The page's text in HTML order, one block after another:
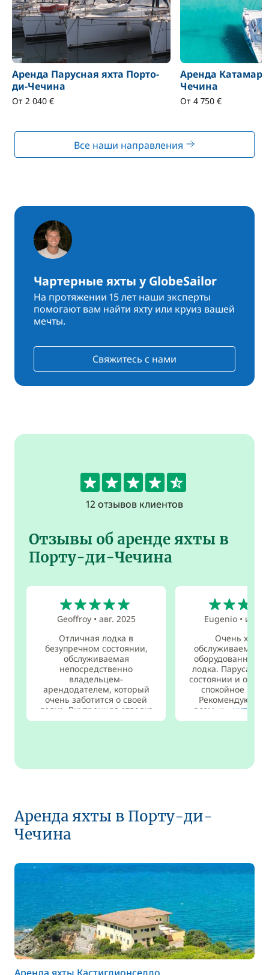
Аренда Парусная яхта Порто-
ди-Чечина
От 2 040 €
Аренда
Чечина
От 4 750 €
Все наши направления
Чартерные яхты у GlobeSailor
На протяжении 15 лет наши эксперты
помогают вам найти яхту или круиз вашей
мечты.
Свяжитесь с нами
4.5
12 отзывов клиентов
Отзывы об аренде яхты в
Порту-ди-Чечина
Geoffroy• авг. 2025
Отличная лодка в
безупречном состоянии,
обслуживаемая
непосредственно
владельцем-
арендодателем, который
очень заботится о своей
лодке. Внутренняя отделка
ин...читать дальше
Eugenio • июл.
Очень
обслуживаемая,
оборудованная и
лодка. Паруса в
состоянии и
спокойное
Рекомендую эту
всем, к... читать
Аренда яхты в Порту-ди-
Чечина